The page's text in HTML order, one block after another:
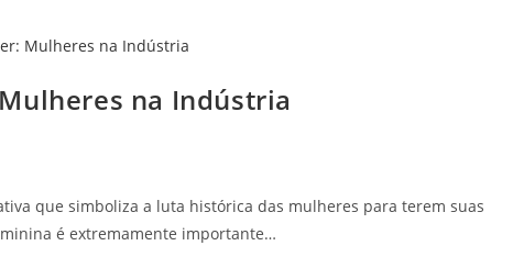
na Indústria
que simboliza a luta histórica das mulheres para terem suas
é extremamente importante…